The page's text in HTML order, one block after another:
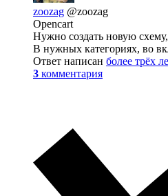
zoozag @zoozag
Opencart
Нужно создать новую
В нужных категориях, во
Ответ написан более трёх
3 комментария